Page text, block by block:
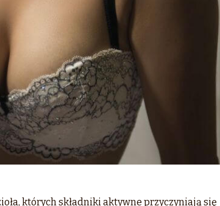
których składniki aktywne przyczyniają się